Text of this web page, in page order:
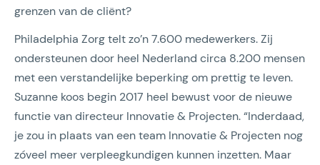
grenzen van de cliënt?
Philadelphia Zorg telt zo’n 7.600 medewerkers. Zij
ondersteunen door heel Nederland circa 8.200 mensen
met een verstandelijke beperking om prettig te leven.
Suzanne koos begin 2017 heel bewust voor de nieuwe
functie van directeur Innovatie & Projecten. “Inderdaad,
je zou in plaats van een team Innovatie & Projecten nog
zóveel meer verpleegkundigen kunnen inzetten. Maar